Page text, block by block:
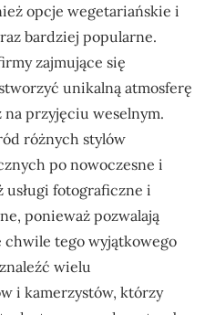
opcje wegetariańskie i
bardziej popularne.
zajmujące się
unikalną atmosferę
przyjęciu weselnym.
różnych stylów
po nowoczesne i
fotograficzne i
ponieważ pozwalają
tego wyjątkowego
wielu
i kamerzystów, którzy